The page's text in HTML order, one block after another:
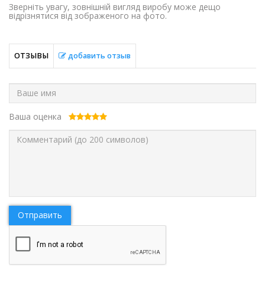
Зверніть увагу, зовнішній вигляд виробу може дещо
відрізнятися від зображеного на фото.
ОТЗЫВЫ добавить отзыв
Ваша оценка
Отправить